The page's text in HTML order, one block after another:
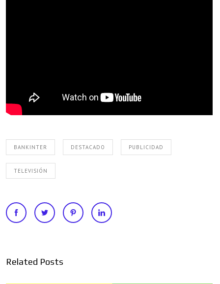
BANKINTER DESTACADO PUBLICIDAD
TELEVISIÓN
Related Posts